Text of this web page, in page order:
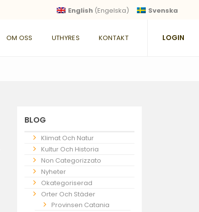
English (Engelska) Svenska
LOGIN
OM OSS UTHYRES KONTAKT
BLOG
Klimat Och Natur
Kultur Och Historia
Non Categorizzato
Nyheter
Okategoriserad
Orter Och Städer
Provinsen Catania